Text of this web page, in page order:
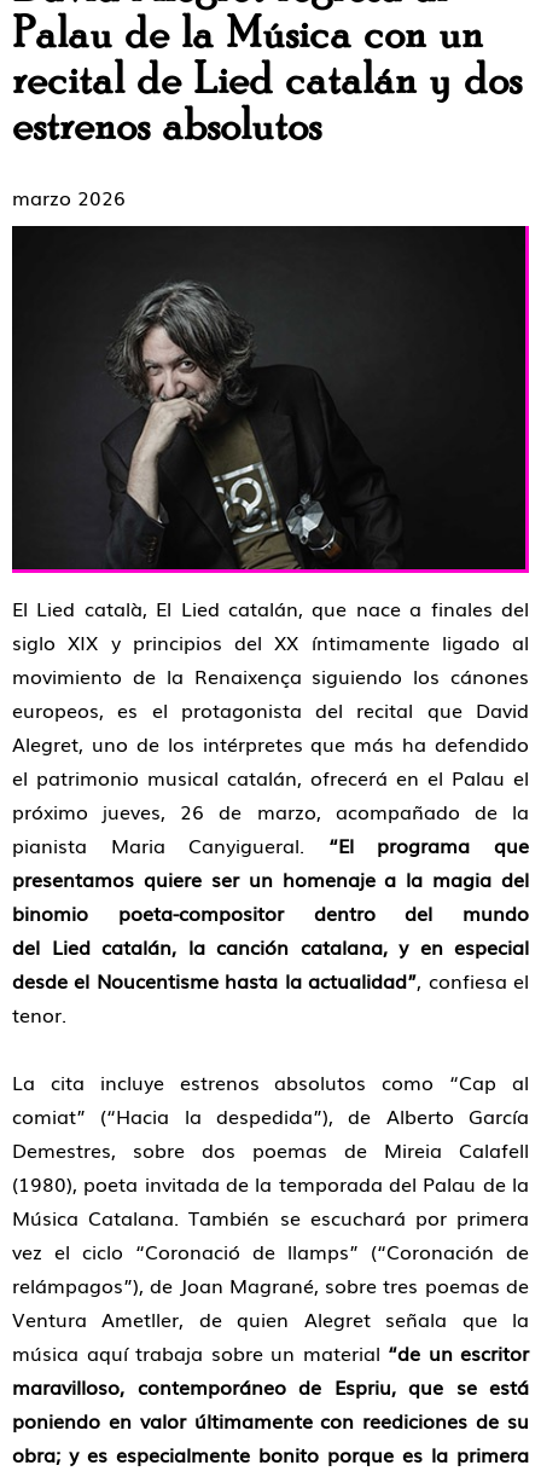
Palau de la Música con un
recital de Lied catalán y dos
estrenos absolutos
marzo 2026
El Lied català, El Lied catalán, que nace a finales del
siglo XIX y principios del XX íntimamente ligado al
movimiento de la Renaixença siguiendo los cánones
europeos, es el protagonista del recital que David
Alegret, uno de los intérpretes que más ha defendido
el patrimonio musical catalán, ofrecerá en el Palau el
próximo jueves, 26 de marzo, acompañado de la
pianista Maria Canyigueral. “El programa que
presentamos quiere ser un homenaje a la magia del
binomio poeta-compositor dentro del mundo
del Liedcatalán, la canción catalana, y en especial
desde el Noucentisme hasta la actualidad”, confiesa el
tenor.
La cita incluye estrenos absolutos como “Cap al
comiat” (“Hacia la despedida”), de Alberto García
Demestres, sobre dos poemas de Mireia Calafell
(1980), poeta invitada de la temporada del Palau de la
Música Catalana. También se escuchará por primera
vez el ciclo “Coronació de llamps” (“Coronación de
relámpagos”), de Joan Magrané, sobre tres poemas de
Ventura Ametller, de quien Alegret señala que la
música aquí trabaja sobre un material “de un escritor
maravilloso, contemporáneo de Espriu, que se está
poniendo en valor últimamente con reediciones de su
obra; y es especialmente bonito porque es la primera